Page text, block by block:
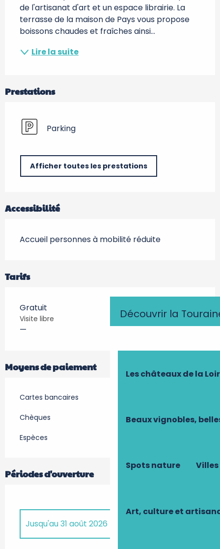
Découvrir la
Les châteaux de la
Beaux vignobles,
Spots nature
Art, culture et
de l'artisanat d'art et un espace librairie. La
terrasse de la maison de Pays vous propose
boissons chaudes et fraîches ainsi...
Lire la suite
Prestations
Parking
Afficher toutes les prestations
Accessibilité
Accueil personnes à mobilité réduite
Tarifs
Gratuit
Visite libre
—
Moyens de paiement
Cartes bancaires
Chèques
Espèces
Périodes d'ouverture
Jusqu'au31 août 2026